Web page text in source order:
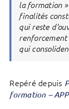
la formation
finalités
qui reste
renforcement
qui
Repéré depuis
formation –